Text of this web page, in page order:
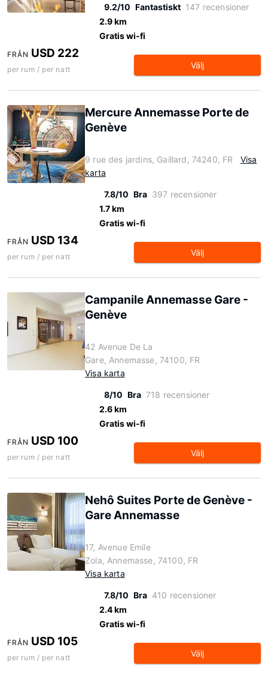
9.2/10 Fantastiskt 147 recensioner
2.9 km
Gratis wi-fi
FRÅN USD 222
per rum / per natt Välj
Mercure Annemasse Porte de
Genève
9 rue des jardins, Gaillard, 74240, FR
Visa
karta
7.8/10 Bra 397 recensioner
1.7 km
Gratis wi-fi
FRÅN USD 134
per rum / per natt Välj
Campanile Annemasse Gare -
Genève
42 Avenue De La
Gare, Annemasse, 74100, FR
Visa karta
8/10 Bra 718 recensioner
2.6 km
Gratis wi-fi
FRÅN USD 100
per rum / per natt Välj
Nehô Suites Porte de Genève -
Gare Annemasse
17, Avenue Emile
Zola, Annemasse, 74100, FR
Visa karta
7.8/10 Bra 410 recensioner
2.4 km
Gratis wi-fi
FRÅN USD 105
per rum / per natt Välj